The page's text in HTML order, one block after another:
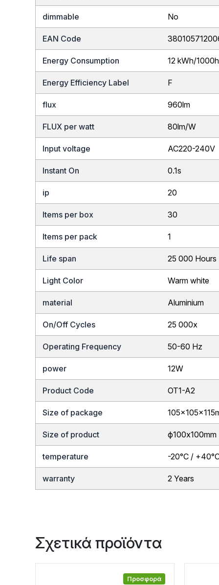
dimmable No
EAN Code
Energy Consumption 12 kWh/1000h
Energy Efficiency Label F
flux 960lm
FLUX per watt 80lm/W
Input voltage AC220-240V
Instant On 0.1s
ip 20
Items per box 30
Items per pack 1
Life span 25 000 Hours
Light Color Warm white
material Aluminium
On/Off Cycles 25 000x
Operating Frequency 50-60 Hz
power 12W
Product Code OT1-A2
Size of package
Size of product ф100x100mm
temperature -20°C /
warranty 2 Years
Σχετικά προϊόντα
Προσφορά